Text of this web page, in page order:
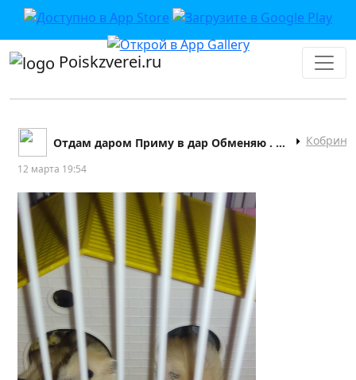
Poiskzverei.ru
Отдам даром Приму в дар Обменяю . Кобрин Кобрин
12 марта 19:54